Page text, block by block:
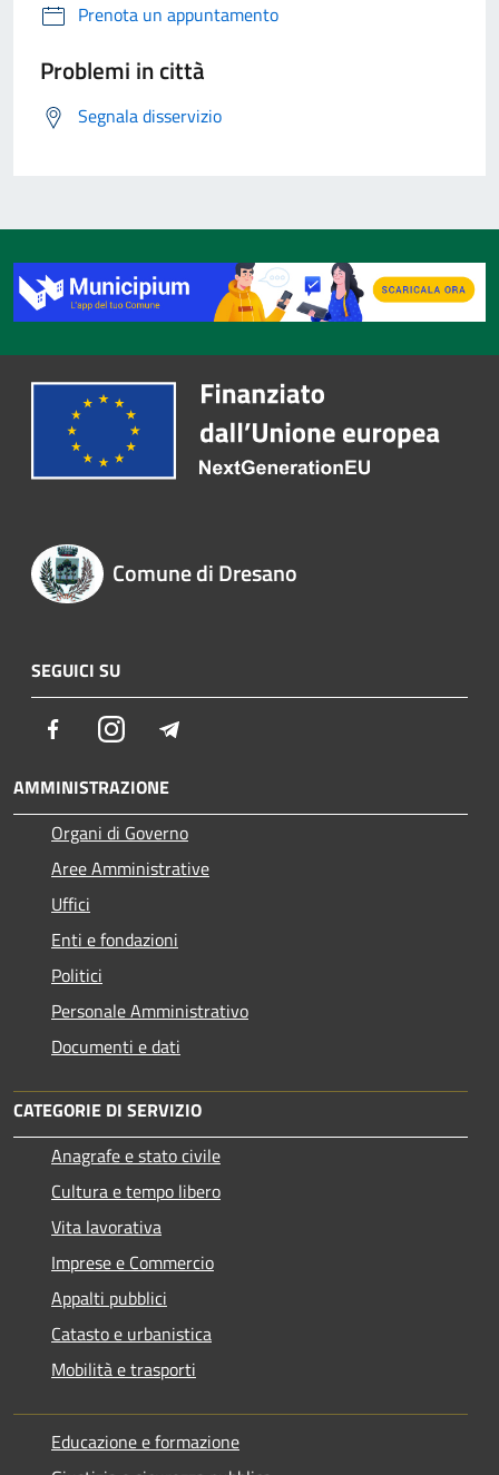
Prenota un appuntamento
Problemi in città
Segnala disservizio
Comune di Dresano
SEGUICI SU
FacebookInstagram
AMMINISTRAZIONE
Organi di Governo
Aree Amministrative
Uffici
Enti e fondazioni
Politici
Personale Amministrativo
Documenti e dati
CATEGORIE DI SERVIZIO
Anagrafe e stato civile
Cultura e tempo libero
Vita lavorativa
Imprese e Commercio
Appalti pubblici
Catasto e urbanistica
Mobilità e trasporti
Educazione e formazione